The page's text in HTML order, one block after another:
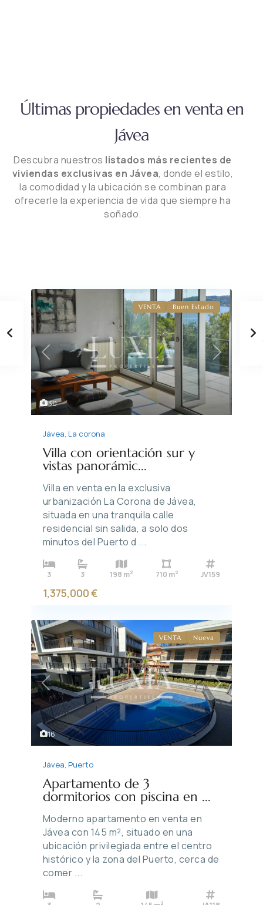
Últimas propiedades en venta en
Jávea
Descubra nuestros listados más recientes de
viviendas exclusivas en Jávea, donde el estilo,
la comodidad y la ubicación se combinan para
ofrecerle la experiencia de vida que siempre ha
soñado.
30
Previous Next
VENTA Buen Estado
Jávea, La corona
Villa con orientación sur y
vistas panorámic...
Villa en venta en la exclusiva
urbanización La Corona de Jávea,
situada en una tranquila calle
residencial sin salida, a solo dos
minutos del Puerto d ...
3 3 198 m2 710 m2 JV159
1,375,000 €
16
Previous Next
VENTA Nueva
Jávea, Puerto
Apartamento de 3
dormitorios con piscina en ...
Moderno apartamento en venta en
Jávea con 145 m², situado en una
ubicación privilegiada entre el centro
histórico y la zona del Puerto, cerca de
comer ...
2